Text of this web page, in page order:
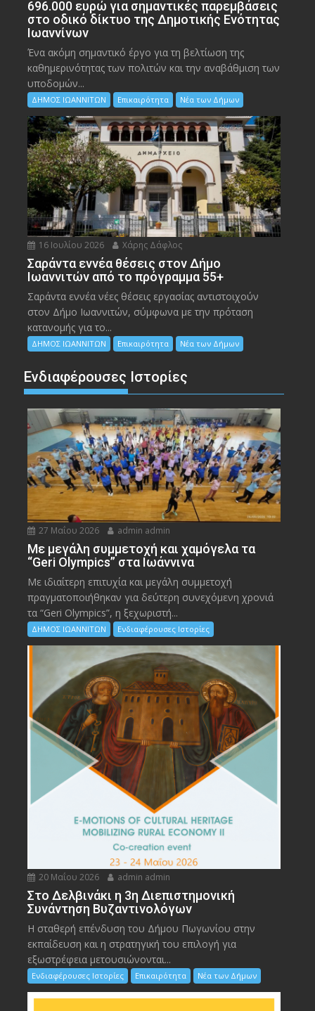
696.000 ευρώ για σημαντικές παρεμβάσεις
στο οδικό δίκτυο της Δημοτικής Ενότητας
Ιωαννίνων
Ένα ακόμη σημαντικό έργο για τη βελτίωση της
καθημερινότητας των πολιτών και την αναβάθμιση των
υποδομών...
ΔΗΜΟΣ ΙΩΑΝΝΙΤΩΝ Επικαιρότητα Νέα των Δήμων
16 Ιουλίου 2026 Χάρης Δάφλος
Σαράντα εννέα θέσεις στον Δήμο
Ιωαννιτών από το πρόγραμμα 55+
Σαράντα εννέα νέες θέσεις εργασίας αντιστοιχούν
στον Δήμο Ιωαννιτών, σύμφωνα με την πρόταση
κατανομής για το...
ΔΗΜΟΣ ΙΩΑΝΝΙΤΩΝ Επικαιρότητα Νέα των Δήμων
Ενδιαφέρουσες Ιστορίες
27 Μαΐου 2026 admin admin
Με μεγάλη συμμετοχή και χαμόγελα τα
“Geri Olympics” στα Ιωάννινα
Με ιδιαίτερη επιτυχία και μεγάλη συμμετοχή
πραγματοποιήθηκαν για δεύτερη συνεχόμενη χρονιά
τα “Geri Olympics”, η ξεχωριστή...
ΔΗΜΟΣ ΙΩΑΝΝΙΤΩΝ Ενδιαφέρουσες Ιστορίες
20 Μαΐου 2026 admin admin
Στο Δελβινάκι η 3η Διεπιστημονική
Συνάντηση Βυζαντινολόγων
Η σταθερή επένδυση του Δήμου Πωγωνίου στην
εκπαίδευση και η στρατηγική του επιλογή για
εξωστρέφεια μετουσιώνονται...
Ενδιαφέρουσες Ιστορίες Επικαιρότητα Νέα των Δήμων